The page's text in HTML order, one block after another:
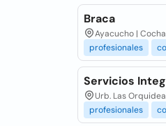
Braca
Ayacucho |
profesionales
Servicios
Urb. Las
profesionales